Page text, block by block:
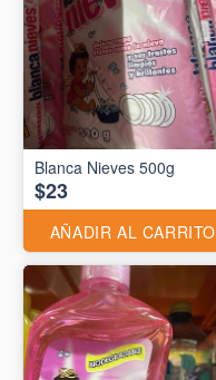
Blanca Nieves 500g
$23
AÑADIR AL CARRITO